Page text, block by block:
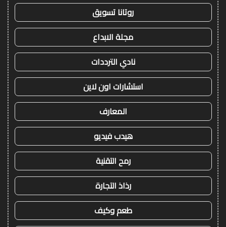
روتانا تسويق
مجلة الابداع
نادي الترددات
استشارات اون لاين
المعارف
هيدب فيديو
رمح التقنية
رذاذ التجارة
طعم وكيف